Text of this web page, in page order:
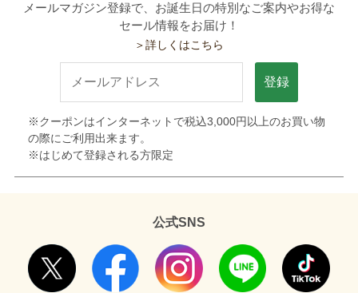
メールマガジン登録で、お誕生日の特別なご案内やお得な
セール情報をお届け！
＞詳しくはこちら
登録
※クーポンはインターネットで税込3,000円以上のお買い物
の際にご利用出来ます。
※はじめて登録される方限定
公式SNS